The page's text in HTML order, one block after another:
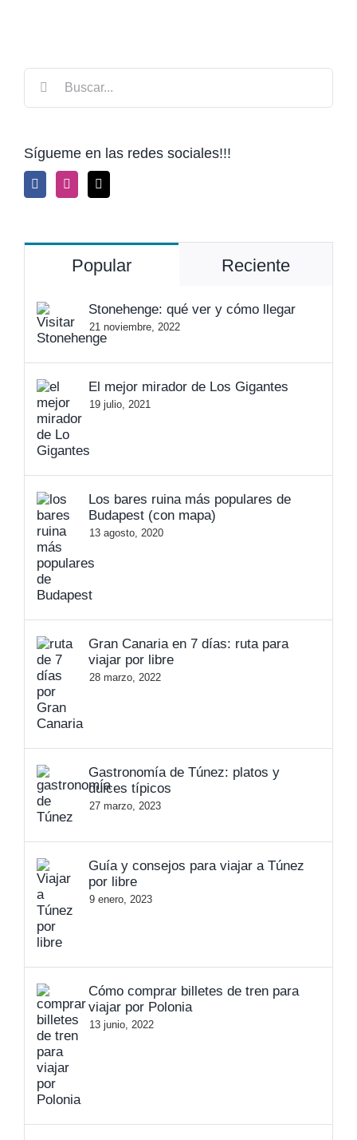
Sígueme en las redes sociales!!!
Popular Reciente
Stonehenge: qué ver y cómo llegar
21 noviembre, 2022
El mejor mirador de Los Gigantes
19 julio, 2021
Los bares ruina más populares de
Budapest (con mapa)
13 agosto, 2020
Gran Canaria en 7 días: ruta para
viajar por libre
28 marzo, 2022
Gastronomía de Túnez: platos y
dulces típicos
27 marzo, 2023
Guía y consejos para viajar a Túnez
por libre
9 enero, 2023
Cómo comprar billetes de tren para
viajar por Polonia
13 junio, 2022